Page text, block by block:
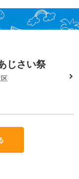
じさい祭